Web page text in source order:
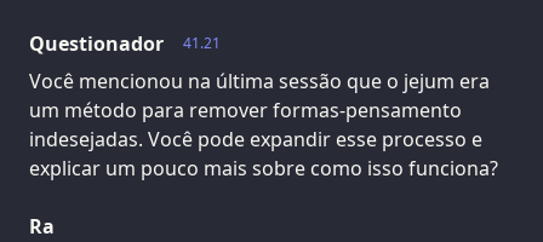
41.21
Questionador
Você mencionou na última sessão que o jejum era
um método para remover formas-pensamento
indesejadas. Você pode expandir esse processo e
explicar um pouco mais sobre como isso funciona?
Ra